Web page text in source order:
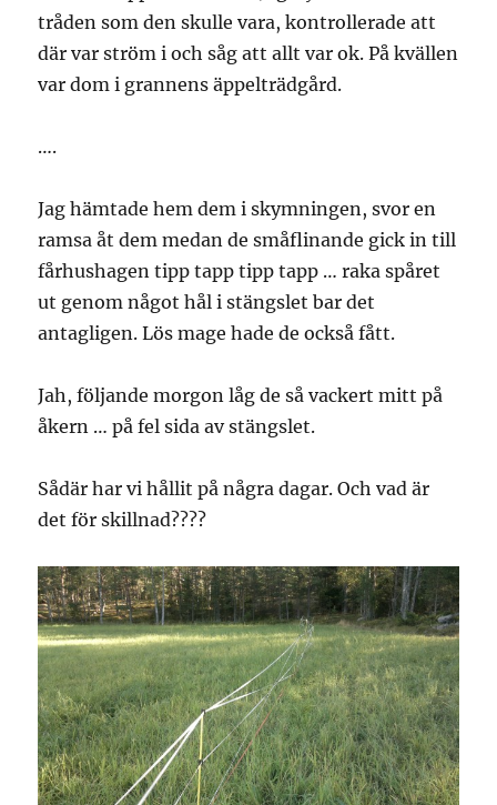
tråden som den skulle vara, kontrollerade att
där var ström i och såg att allt var ok. På kvällen
var dom i grannens äppelträdgård.
….
Jag hämtade hem dem i skymningen, svor en
ramsa åt dem medan de småflinande gick in till
fårhushagen tipp tapp tipp tapp … raka spåret
ut genom något hål i stängslet bar det
antagligen. Lös mage hade de också fått.
Jah, följande morgon låg de så vackert mitt på
åkern … på fel sida av stängslet.
Sådär har vi hållit på några dagar. Och vad är
det för skillnad????